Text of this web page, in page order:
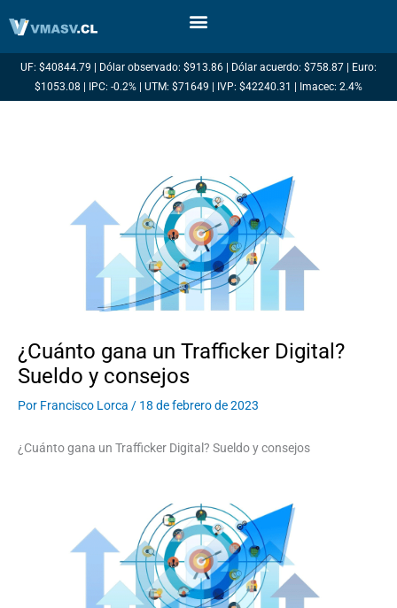
UF: $40844.79 | Dólar observado: $913.86 | Dólar acuerdo: $758.87 | Euro:
$1053.08 | IPC: -0.2% | UTM: $71649 | IVP: $42240.31 | Imacec: 2.4%
¿Cuánto gana un Trafficker Digital?
Sueldo y consejos
Por Francisco Lorca / 18 de febrero de 2023
¿Cuánto gana un Trafficker Digital? Sueldo y consejos